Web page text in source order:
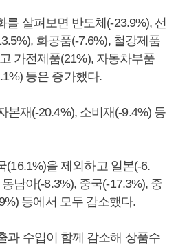
를 살펴보면 반도체(-23.9%), 선
화공품(-7.6%), 철강제품
가전제품(21%), 자동차부품
등은 증가했다.
본재(-20.4%), 소비재(-9.4%) 등
(16.1%)을 제외하고 일본(-6.
남아(-8.3%), 중국(-17.3%), 중
등에서 모두 감소했다.
과 수입이 함께 감소해 상품수